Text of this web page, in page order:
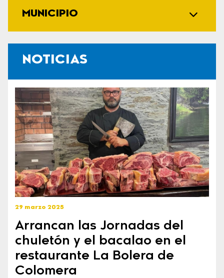
MUNICIPIO
NOTICIAS
29 marzo 2025
Arrancan las Jornadas del
chuletón y el bacalao en el
restaurante La Bolera de
Colomera